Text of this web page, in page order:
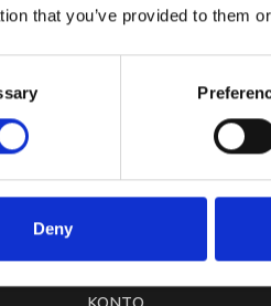
that you’ve provided to them
Deny
prisændringer i markedet. Derfor kan
KONTO